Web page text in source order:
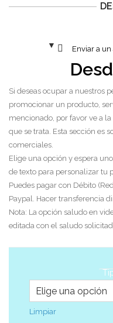
Si deseas ocupar a nuestros
promocionar un producto,
mencionado, por favor ve a
que se trata. Esta sección es
comerciales.
Elige una opción y espera
de texto para personalizar tu
Puedes pagar con Débito
Paypal. Hacer transferencia
Nota: La opción saludo en
editada con el saludo
Limpiar
Enviar a